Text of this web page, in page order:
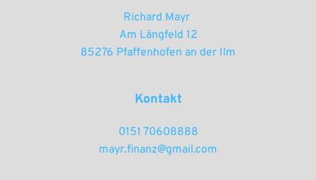
Richard Mayr
Am Längfeld 12
85276 Pfaffenhofen an der Ilm
Kontakt
0151 70608888
mayr.finanz@gmail.com